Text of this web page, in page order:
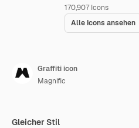
170,907 Icons
Alle Icons ansehen
Graffiti icon
Magnific
Gleicher Stil